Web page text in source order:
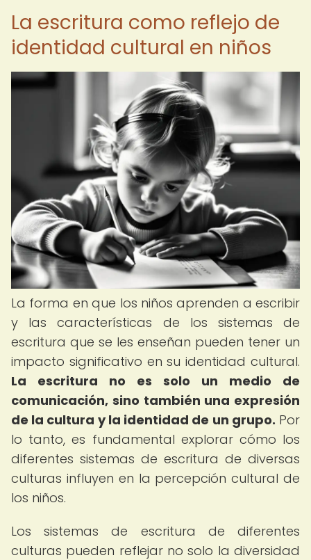
La escritura como reflejo de
identidad cultural en niños
La forma en que los niños aprenden a escribir
y las características de los sistemas de
escritura que se les enseñan pueden tener un
impacto significativo en su identidad cultural.
La escritura no es solo un medio de
comunicación, sino también una expresión
de la cultura y la identidad de un grupo. Por
lo tanto, es fundamental explorar cómo los
diferentes sistemas de escritura de diversas
culturas influyen en la percepción cultural de
los niños.
Los sistemas de escritura de diferentes
culturas pueden reflejar no solo la diversidad